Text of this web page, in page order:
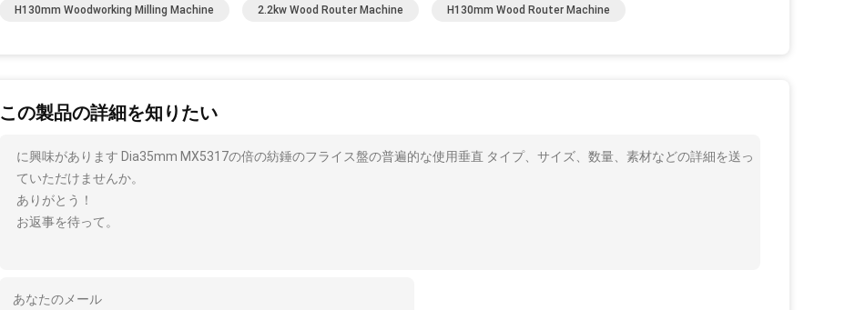
H130mm Woodworking Milling Machine 2.2kw Wood Router Machine H130mm Wood Router Machine
この製品の詳細を知りたい
に興味があります Dia35mm MX5317の倍の紡錘のフライス盤の普遍的な使用垂直 タイプ、サイズ、数量、素材などの詳細を送っ
ていただけませんか。
ありがとう！
お返事を待って。